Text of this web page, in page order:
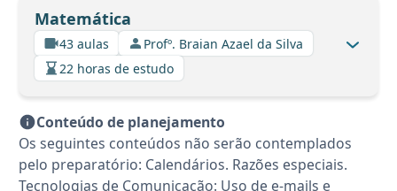
Matemática
43 aulas
Profº. Braian Azael da Silva
22 horas de estudo
Conteúdo de planejamento
Os seguintes conteúdos não serão contemplados
pelo preparatório: Calendários. Razões especiais.
Tecnologias de Comunicação: Uso de e-mails e